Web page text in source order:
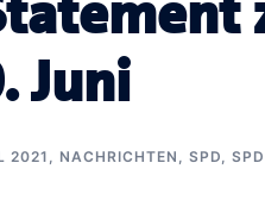
Juni
2021 NACHRICHTEN SPD